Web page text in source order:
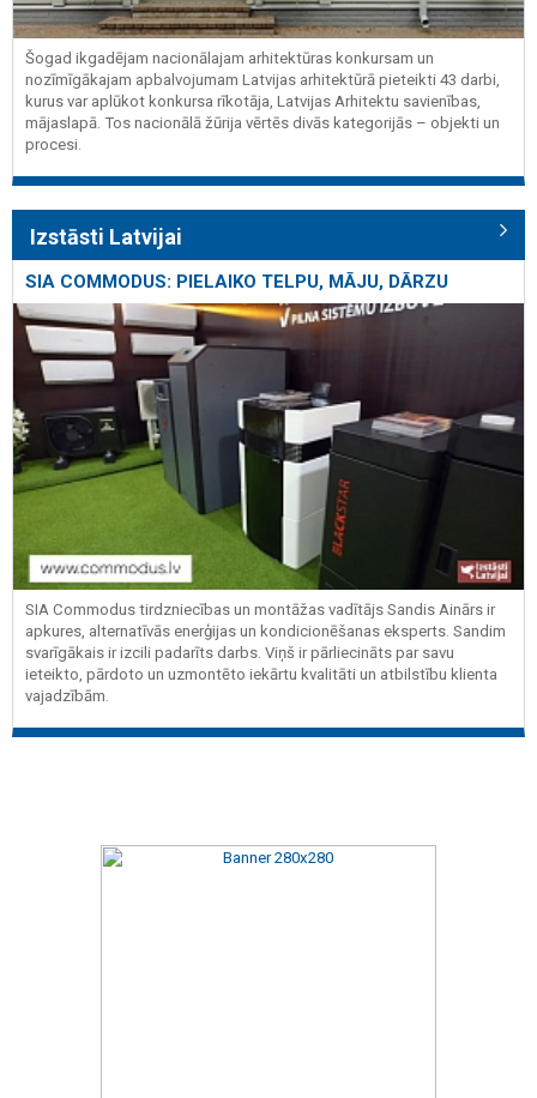
Šogad ikgadējam nacionālajam arhitektūras konkursam un
nozīmīgākajam apbalvojumam Latvijas arhitektūrā pieteikti 43 darbi,
kurus var aplūkot konkursa rīkotāja, Latvijas Arhitektu savienības,
mājaslapā. Tos nacionālā žūrija vērtēs divās kategorijās – objekti un
procesi.
Izstāsti Latvijai
SIA COMMODUS: PIELAIKO TELPU, MĀJU, DĀRZU
SIA Commodus tirdzniecības un montāžas vadītājs Sandis Ainārs ir
apkures, alternatīvās enerģijas un kondicionēšanas eksperts. Sandim
svarīgākais ir izcili padarīts darbs. Viņš ir pārliecināts par savu
ieteikto, pārdoto un uzmontēto iekārtu kvalitāti un atbilstību klienta
vajadzībām.